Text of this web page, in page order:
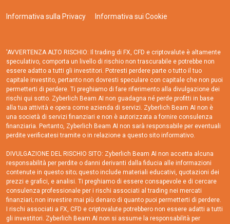
Informativa sulla Privacy Informativa sui Cookie
'AVVERTENZA ALTO RISCHIO: Il trading di FX, CFD e criptovalute è altamente
speculativo, comporta un livello di rischio non trascurabile e potrebbe non
essere adatto a tutti gli investitori. Potresti perdere parte o tutto il tuo
capitale investito, pertanto non dovresti speculare con capitale che non puoi
permetterti di perdere. Ti preghiamo di fare riferimento alla divulgazione dei
rischi qui sotto. Zyberlich Beam AI non guadagna né perde profitti in base
alla tua attività e opera come azienda di servizi. Zyberlich Beam AI non è
una società di servizi finanziari e non è autorizzata a fornire consulenza
finanziaria. Pertanto, Zyberlich Beam AI non sarà responsabile per eventuali
perdite verificatesi tramite o in relazione a questo sito informativo.
DIVULGAZIONE DEL RISCHIO SITO: Zyberlich Beam AI non accetta alcuna
responsabilità per perdite o danni derivanti dalla fiducia alle informazioni
contenute in questo sito; questo include materiali educativi, quotazioni dei
prezzi e grafici, e analisi. Ti preghiamo di essere consapevole e di cercare
consulenza professionale per i rischi associati al trading nei mercati
finanziari; non investire mai più denaro di quanto puoi permetterti di perdere.
I rischi associati a FX, CFD e criptovalute potrebbero non essere adatti a tutti
gli investitori. Zyberlich Beam AI non si assume la responsabilità per